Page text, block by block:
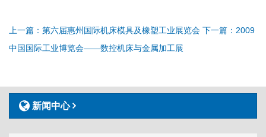
上一篇：第六届惠州国际机床模具及橡塑工业展览会 下一篇：2009
中国国际工业博览会——数控机床与金属加工展
新闻中心